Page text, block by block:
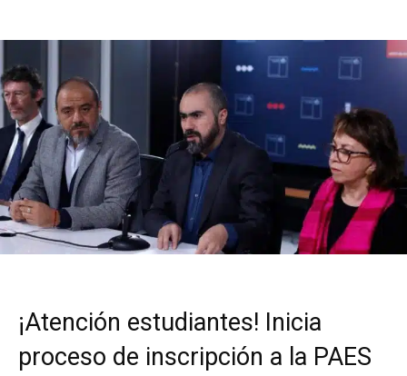
¡Atención estudiantes! Inicia
proceso de inscripción a la PAES